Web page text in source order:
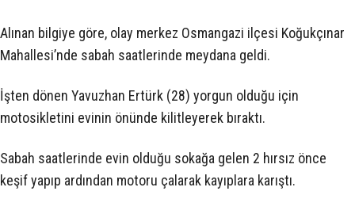
Alınan bilgiye göre, olay merkez Osmangazi ilçesi Koğukçınar
Mahallesi’nde sabah saatlerinde meydana geldi.
İşten dönen Yavuzhan Ertürk (28) yorgun olduğu için
motosikletini evinin önünde kilitleyerek bıraktı.
Sabah saatlerinde evin olduğu sokağa gelen 2 hırsız önce
keşif yapıp ardından motoru çalarak kayıplara karıştı.